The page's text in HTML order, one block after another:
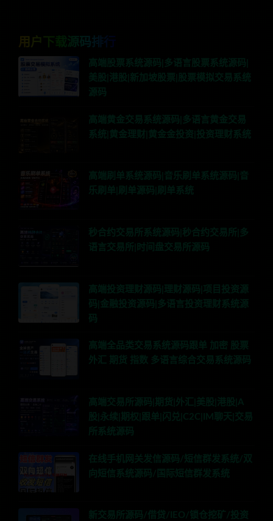
用户下载源码排行
高端股票系统源码|多语言股票系统源码|
美股|港股|新加坡股票|股票模拟交易系统
源码
高端黄金交易系统源码|多语言黄金交易
系统|黄金理财|黄金金投资|投资理财系统
高端刷单系统源码|音乐刷单系统源码|音
乐刷单|刷单源码|刷单系统
秒合约交易所系统源码|秒合约交易所|多
语言交易所|时间盘交易所源码
高端投资理财源码|理财源码|项目投资源
码|金融投资源码|多语言投资理财系统源
码
高端全品类交易系统源码跟单 加密 股票
外汇 期货 指数 多语言综合交易系统源码
高端交易所源码|期货|外汇|美股|港股|A
股|永续|期权|跟单|闪兑|C2C|IM聊天|交易
所系统源码
在线手机网关发信源码/短信群发系统/双
向短信系统源码/国际短信群发系统
新交易所源码/借贷/IEO/锁仓挖矿/投资